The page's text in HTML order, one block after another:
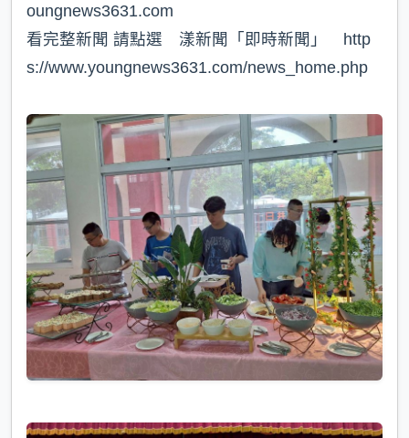
oungnews3631.com
看完整新聞 請點選 漾新聞「即時新聞」 http
s://www.youngnews3631.com/news_home.php